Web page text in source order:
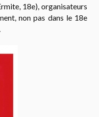
18e), organisateurs
non pas dans le 18e